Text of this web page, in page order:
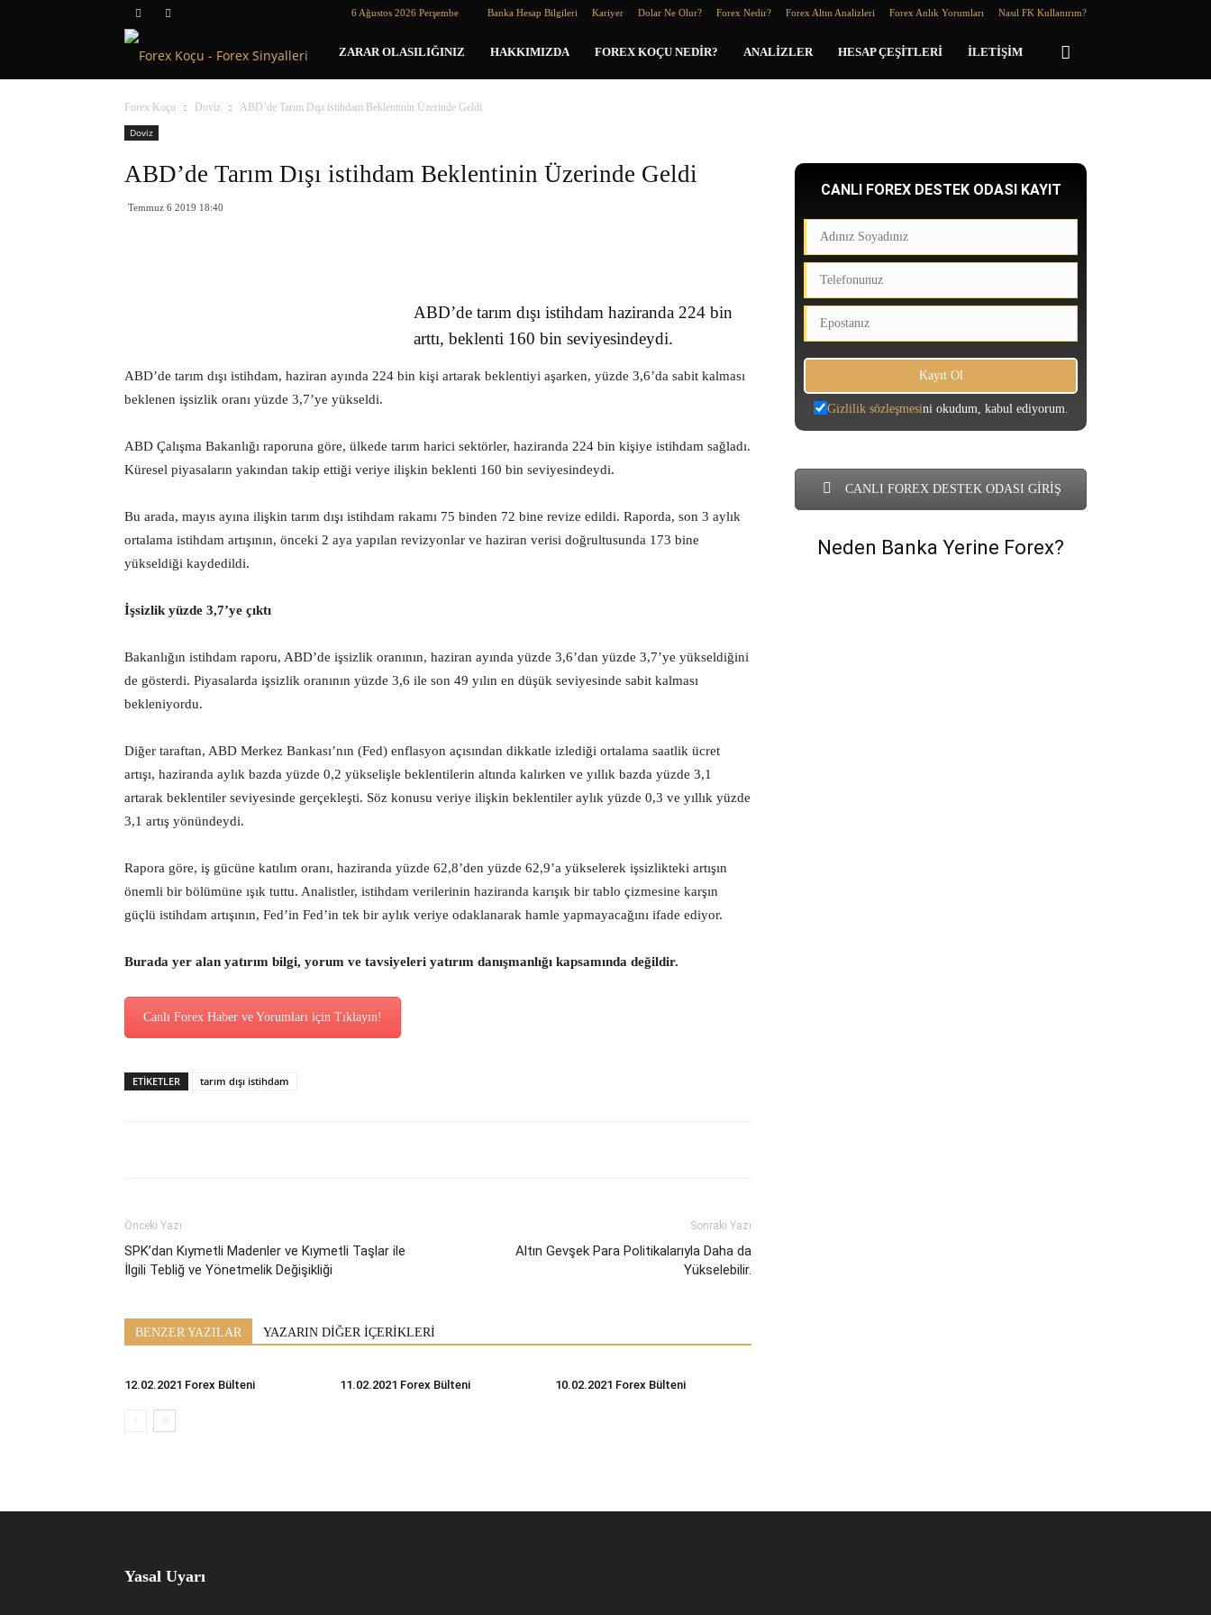
6 Ağustos 2026 Perşembe Banka Hesap Bilgileri Kariyer Dolar Ne Olur? Forex Nedir? Forex Altın Analizleri Forex Anlık Yorumları Nasıl FK Kullanırım?
Forex
Koçu
ZARAR OLASILIĞINIZ HAKKIMIZDA FOREX KOÇU NEDIR? ANALIZLER HESAP ÇEŞITLERI İLETIŞIM
Forex Koçu Doviz
ABD’de Tarım Dışı istihdam Beklentinin Üzerinde Geldi
Doviz
ABD’de Tarım Dışı istihdam Beklentinin Üzerinde Geldi
Temmuz 6 2019 18:40
ABD’de tarım dışı istihdam haziranda 224 bin
arttı, beklenti 160 bin seviyesindeydi.
ABD’de tarım dışı istihdam, haziran ayında 224 bin kişi artarak beklentiyi aşarken, yüzde 3,6’da sabit kalması
beklenen işsizlik oranı yüzde 3,7’ye yükseldi.
ABD Çalışma Bakanlığı raporuna göre, ülkede tarım harici sektörler, haziranda 224 bin kişiye istihdam sağladı.
Küresel piyasaların yakından takip ettiği veriye ilişkin beklenti 160 bin seviyesindeydi.
Bu arada, mayıs ayına ilişkin tarım dışı istihdam rakamı 75 binden 72 bine revize edildi. Raporda, son 3 aylık
ortalama istihdam artışının, önceki 2 aya yapılan revizyonlar ve haziran verisi doğrultusunda 173 bine
yükseldiği kaydedildi.
İşsizlik yüzde 3,7’ye çıktı
Bakanlığın istihdam raporu, ABD’de işsizlik oranının, haziran ayında yüzde 3,6’dan yüzde 3,7’ye yükseldiğini
de gösterdi. Piyasalarda işsizlik oranının yüzde 3,6 ile son 49 yılın en düşük seviyesinde sabit kalması
bekleniyordu.
Diğer taraftan, ABD Merkez Bankası’nın (Fed) enflasyon açısından dikkatle izlediği ortalama saatlik ücret
artışı, haziranda aylık bazda yüzde 0,2 yükselişle beklentilerin altında kalırken ve yıllık bazda yüzde 3,1
artarak beklentiler seviyesinde gerçekleşti. Söz konusu veriye ilişkin beklentiler aylık yüzde 0,3 ve yıllık yüzde
3,1 artış yönündeydi.
Rapora göre, iş gücüne katılım oranı, haziranda yüzde 62,8’den yüzde 62,9’a yükselerek işsizlikteki artışın
önemli bir bölümüne ışık tuttu. Analistler, istihdam verilerinin haziranda karışık bir tablo çizmesine karşın
güçlü istihdam artışının, Fed’in Fed’in tek bir aylık veriye odaklanarak hamle yapmayacağını ifade ediyor.
Burada yer alan yatırım bilgi, yorum ve tavsiyeleri yatırım danışmanlığı kapsamında değildir.
Canlı Forex Haber ve Yorumları için Tıklayın!
ETİKETLER tarım dışı istihdam
Önceki Yazı
SPK’dan Kıymetli Madenler ve Kıymetli Taşlar ile
İlgili Tebliğ ve Yönetmelik Değişikliği
Sonraki Yazı
Altın Gevşek Para Politikalarıyla Daha da
Yükselebilir.
BENZER YAZILAR YAZARIN DİĞER İÇERİKLERİ
12.02.2021 Forex Bülteni 11.02.2021 Forex Bülteni 10.02.2021 Forex Bülteni
CANLI FOREX DESTEK ODASI KAYIT
Gizlilik sözleşmesini okudum, kabul ediyorum.
CANLI FOREX DESTEK ODASI GİRİŞ
Neden Banka Yerine Forex?
Yasal Uyarı